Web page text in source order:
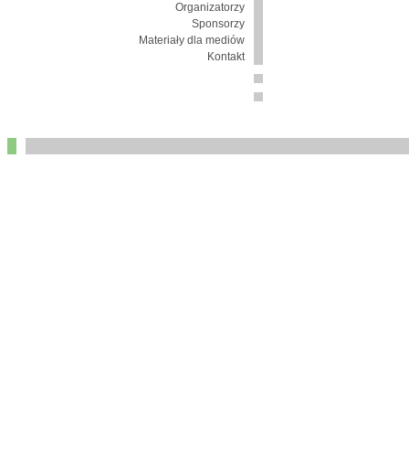
Organizatorzy
Sponsorzy
Materiały dla mediów
Kontakt